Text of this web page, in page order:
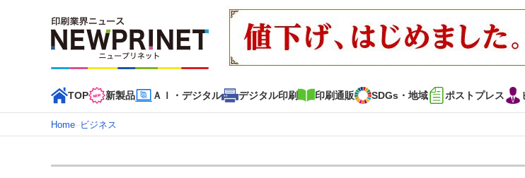
TOP 新製品 ＡＩ・デジタル デジタル印刷 印刷通販 SDGs・地域 ポストプレス
インデックス
TOP 新着記事 特集記事 動画コンテンツ インタビュー コレクション
Home–ビジネス